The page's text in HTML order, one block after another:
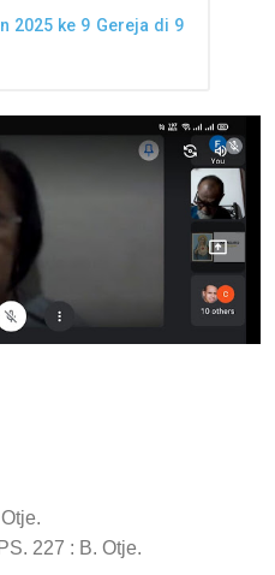
2025 ke 9 Gereja di 9
227 : B. Otje.